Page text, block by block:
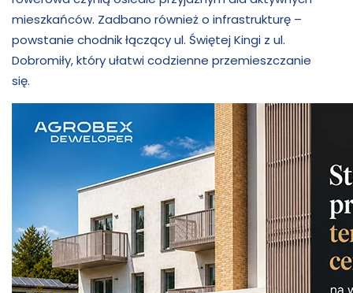
mieszkańców. Zadbano również o infrastrukturę –
powstanie chodnik łączący ul. Świętej Kingi z ul.
Dobromiły, który ułatwi codzienne przemieszczanie
się.